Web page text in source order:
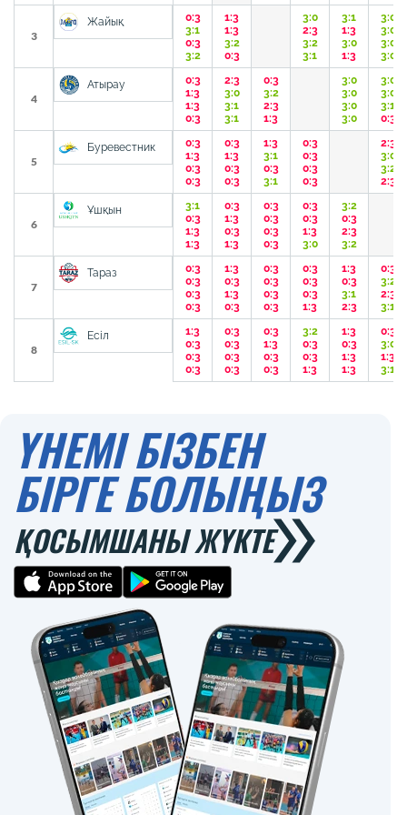
3
Жайық
0:3
3:1
0:3
3:2
1:3
1:3
3:2
0:3
3:0
2:3
3:2
3:1
3:1
1:3
3:0
1:3
3:0
3:0
3:0
3:0
4
Атырау
0:3
1:3
1:3
0:3
2:3
3:0
3:1
3:1
0:3
3:2
2:3
1:3
3:0
3:0
3:0
3:0
3:0
3:0
3:1
0:3
5
Буревестник
0:3
1:3
0:3
0:3
0:3
1:3
0:3
0:3
1:3
3:1
0:3
3:1
0:3
0:3
0:3
0:3
2:3
3:0
3:2
2:3
6
Ұшқын
3:1
0:3
1:3
1:3
0:3
1:3
0:3
1:3
0:3
0:3
0:3
0:3
0:3
0:3
1:3
3:0
3:2
0:3
2:3
3:2
7
Тараз
0:3
0:3
0:3
0:3
1:3
0:3
1:3
0:3
0:3
0:3
0:3
0:3
0:3
0:3
0:3
1:3
1:3
0:3
3:1
2:3
0:3
3:2
2:3
3:1
8
Есіл
1:3
0:3
0:3
0:3
0:3
0:3
0:3
0:3
0:3
1:3
0:3
0:3
3:2
0:3
0:3
1:3
1:3
0:3
1:3
1:3
0:3
3:0
1:3
3:1
ҮНЕМІ БІЗБЕН
БІРГЕ БОЛЫҢЫЗ
ҚОСЫМШАНЫ ЖҮКТЕ